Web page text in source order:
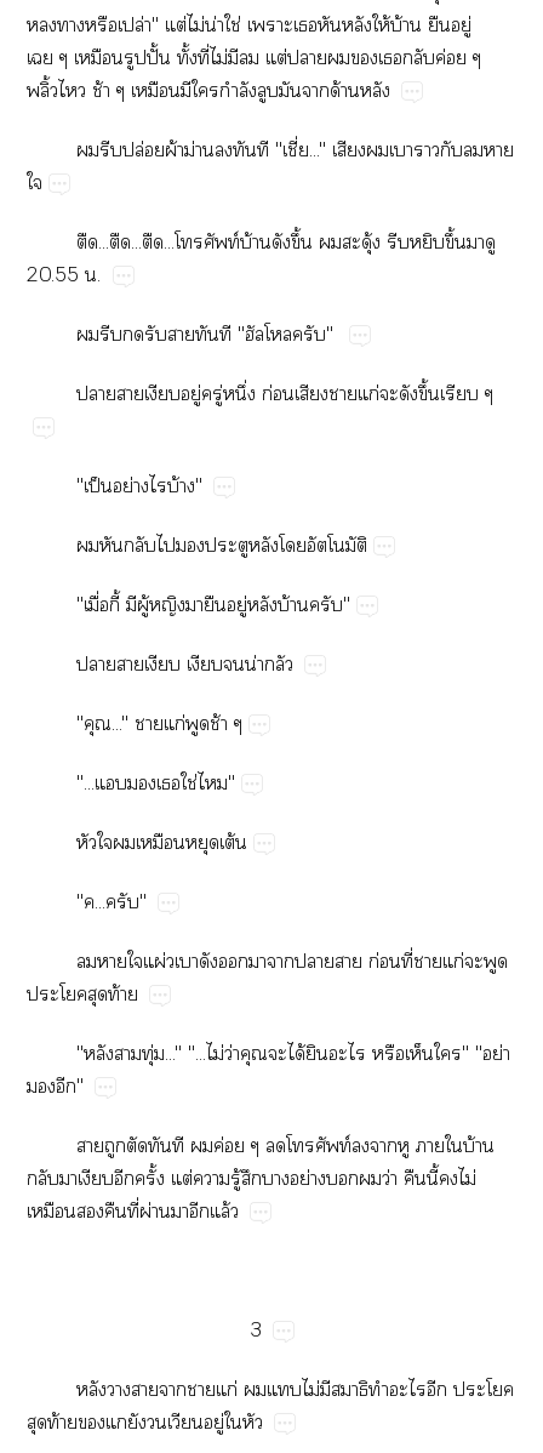
​​​ปล่"​ต่​ไม่​น่​ใช่​​​​​ให้​บ้​​ู่​
​​​ปั้​ั้​ี่​ไม่​​​ต่​​​​​​ค่​
ิ้​​ช้​​​​ำ​​​​ด้​
​​ปล่​ผ้​ม่​​​"ี่..."​​​​​​​​

.........ท์​บ้​​ึ้​​ุ้​​​ึ้​​​
20.55​.
​​​​​​"​"
​​​ู่​ู่​ึ่​ก่​​​ก่​​​ึ้​
"ป็​ย่​​บ้"
​​​​​​​​ั
"ื่​ี้​​ู้​​​​ู่​​บ้​"
​​​​​น่​
"..."​​ก่​​ช้
"...​​​ใช่​"
​​​​​ต้
"..."
​​​ผ่​​​​​​​​ก่​ี่​​ก่​​​
​​ท้
"​​ุ่...""...ไม่​ว่​​​ได้​​​​​""ย่​
​"
​​​​​​ค่​​ท์​​​​​​บ้​
​​​​ั้​ต่​​ู้​​​ย่​​​ว่​​ี้​​ไม่​
​​​ี่​ผ่​​​ล้
3
​​​​​ก่​​​ไม่​​​​​​​
​ท้​​​​​​ู่​​